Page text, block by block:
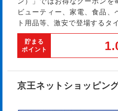
ビューティー、家電、食品、
ト用品等、激安で登場するタ
貯まる
ポイント
京王ネットショッピン